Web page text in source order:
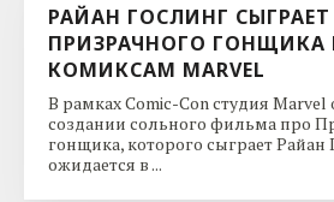
РАЙАН ГОСЛИНГ СЫГРАЕТ
ПРИЗРАЧНОГО ГОНЩИКА
КОМИКСАМ MARVEL
В рамках Comic-Con студия Marvel
создании сольного фильма про
гонщика, которого сыграет Райан
ожидается в ...